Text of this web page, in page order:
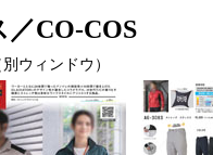
CO-COS
ウィンドウ）